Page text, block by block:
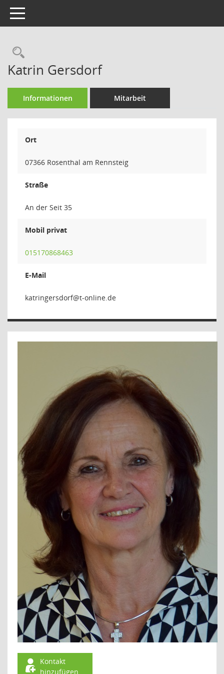
Toggle navigation
Rechercheauswahl
Katrin Gersdorf
Informationen Mitarbeit
Ort
07366 Rosenthal am Rennsteig
Straße
An der Seit 35
Mobil privat
015170868463
E-Mail
frodsre
Kontakt
hinzufügen